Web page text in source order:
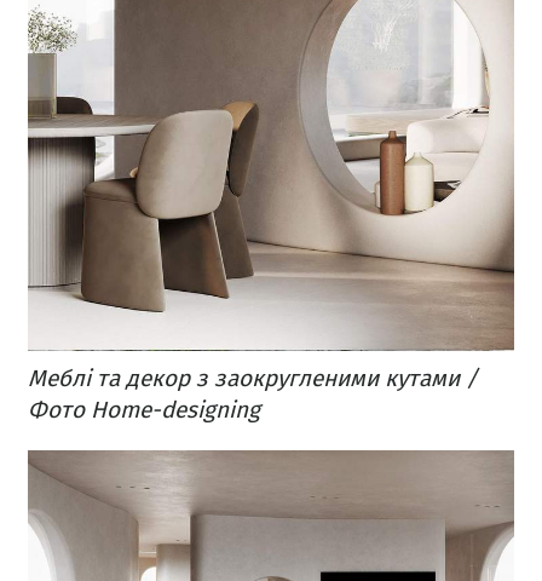
Меблі та декор з заокругленими кутами /
Фото Home-designing